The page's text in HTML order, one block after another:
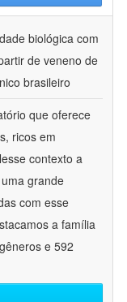
biológica com
de veneno de
brasileiro
que oferece
ricos em
contexto a
grande
com esse
a família
e 592